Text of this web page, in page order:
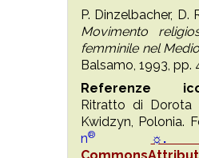
P. Dinzelbacher, D.
Movimento
femminile nel
Balsamo, 1993, pp.
Referenze
Ritratto di
Kwidzyn, Polonia.
n®